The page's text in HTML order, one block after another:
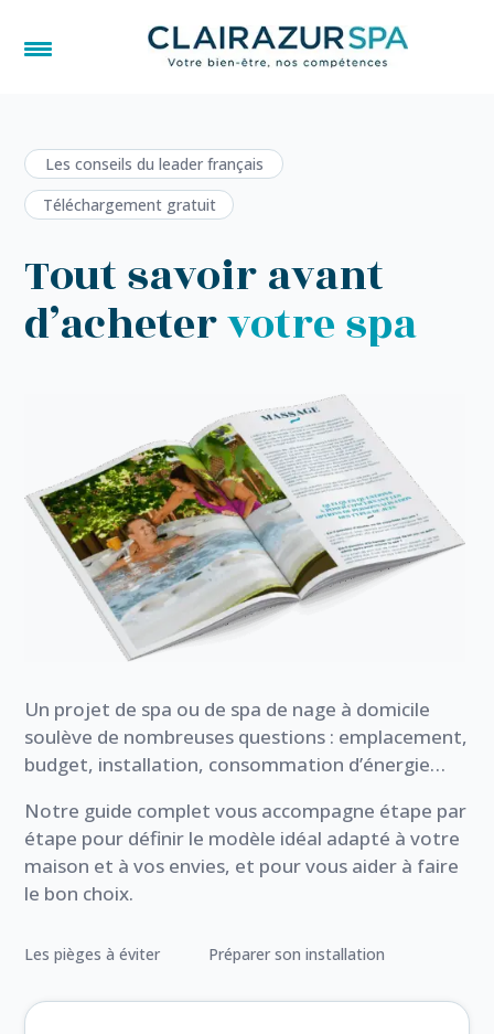
Les conseils du leader français
Téléchargement gratuit
Tout savoir avant
d’achetervotre spa
Un projet de spa ou de spa de nage à domicile
soulève de nombreuses questions : emplacement,
budget, installation, consommation d’énergie…
Notre guide complet vous accompagne étape par
étape pour définir le modèle idéal adapté à votre
maison et à vos envies, et pour vous aider à faire
le bon choix.
Les pièges à éviter Préparer son installation